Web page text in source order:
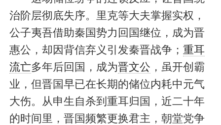
治阶层彻底失序。里克等大夫掌握实权，
公子夷吾借助秦国势力回国继位，成为晋
惠公，却因背信弃义引发秦晋战争； 重耳
流亡多年后回国，成为晋文公 ，虽开创霸
业，但晋国早已在长期的储位内耗中元气
大伤。从申生自杀到重耳归国，近二十年
的时间里，晋国频繁更换君主，朝堂党争